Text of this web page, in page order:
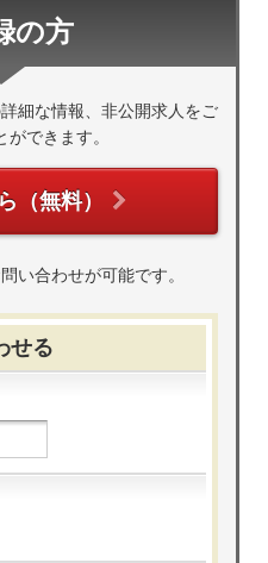
の方
細な情報、非公開求人をご
ができます。
（無料）
い合わせが可能です。
せる